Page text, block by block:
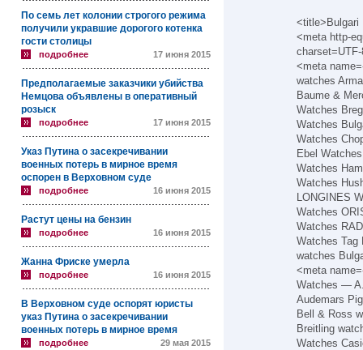
По семь лет колонии строгого режима
получили укравшие дорогого котенка
гости столицы
подробнее 17 июня 2015
Предполагаемые заказчики убийства
Немцова объявлены в оперативный
розыск
подробнее 17 июня 2015
Указ Путина о засекречивании
военных потерь в мирное время
оспорен в Верховном суде
подробнее 16 июня 2015
Растут цены на бензин
подробнее 16 июня 2015
Жанна Фриске умерла
подробнее 16 июня 2015
В Верховном суде оспорят юристы
указ Путина о засекречивании
военных потерь в мирное время
подробнее 29 мая 2015
<title>Bulgari
<meta http-
<meta
watches
Baume &
Watches
Watches
Watches
Ebel
Watches
Watches
LONGINES
Watches
Watches
Watches Tag
watches
<meta
Watches —
Audemars
Bell & Ross
Breitling
Watches